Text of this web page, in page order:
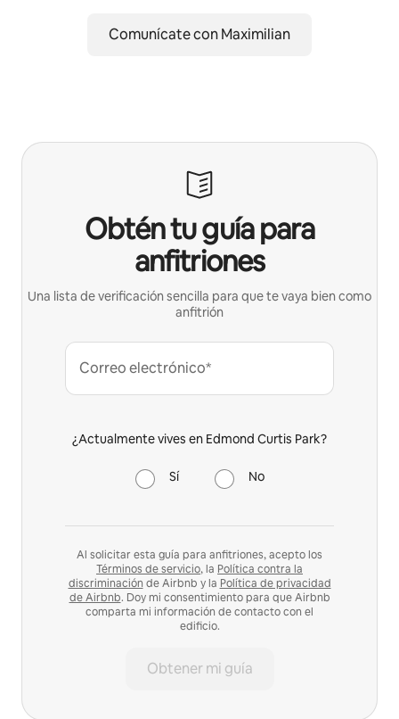
Comunícate con Maximilian
Obtén tu guía para
anfitriones
Una lista de verificación sencilla para que te vaya bien como
anfitrión
Correo electrónico*
¿Actualmente vives en Edmond Curtis Park?
Sí No
Al solicitar esta guía para anfitriones, acepto los
Términos de servicio, la Política contra la
discriminación de Airbnb y la Política de privacidad
de Airbnb. Doy mi consentimiento para que Airbnb
comparta mi información de contacto con el
edificio.
Obtener mi guía